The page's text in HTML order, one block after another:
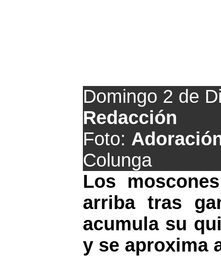
Domingo 2 de
Redacción
Foto:
Colunga
Los
arriba tras
acumula su
y se aproxima